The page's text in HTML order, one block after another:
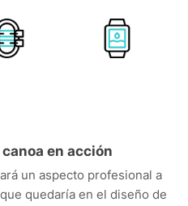
en acción
un aspecto profesional a
quedaría en el diseño de